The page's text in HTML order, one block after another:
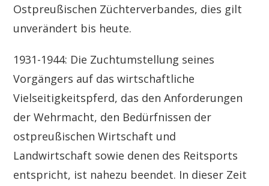
Ostpreußischen Züchterverbandes, dies gilt
unverändert bis heute.
1931-1944: Die Zuchtumstellung seines
Vorgängers auf das wirtschaftliche
Vielseitigkeitspferd, das den Anforderungen
der Wehrmacht, den Bedürfnissen der
ostpreußischen Wirtschaft und
Landwirtschaft sowie denen des Reitsports
entspricht, ist nahezu beendet. In dieser Zeit